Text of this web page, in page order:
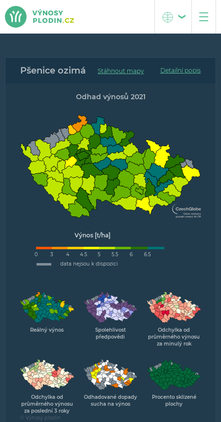
Metodika
Popis interaktivních map
Tým projektu
Kontakt
Střední Evropa
Pšenice ozimá Detailní popis
Odhad výnosů 2021
Výnos [t/ha]
0 3 4 4.5 5 5.5 6
6.5
data nejsou k dispozici
Reálný výnos
Spolehlivost
předpovědi
Odchylka od
průměrného výnosu
za minulý rok
Odchylka od
průměrného výnosu
za poslední 3 roky
Odhadované dopady
sucha na výnos
Procento sklizené
plochy
© Výnosy plodin